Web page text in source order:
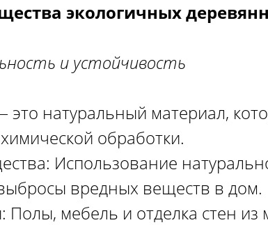
экологичных
и устойчивость
натуральный материал,
обработки.
Использование
вредных веществ в дом.
мебель и отделка стен из